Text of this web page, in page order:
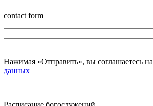
contact form
Нажимая «Отправить», вы соглашаетесь на
данных
Расписание богослужений